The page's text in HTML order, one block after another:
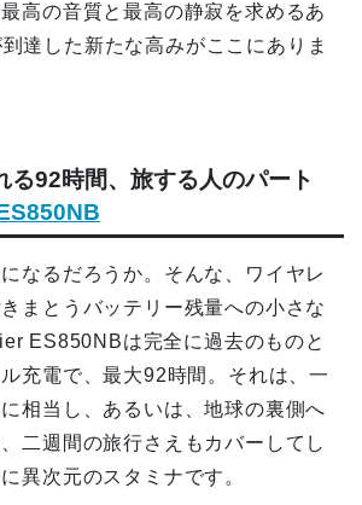
高の音質と最高の静寂を求めるあ
達した新たな高みがここにありま
る92時間、旅する人のパート
なるだろうか。そんな、ワイヤレ
まとうバッテリー残量への小さな
ES850NBは完全に過去のものと
充電で、最大92時間。それは、一
相当し、あるいは、地球の裏側へ
二週間の旅行さえもカバーしてし
異次元のスタミナです。